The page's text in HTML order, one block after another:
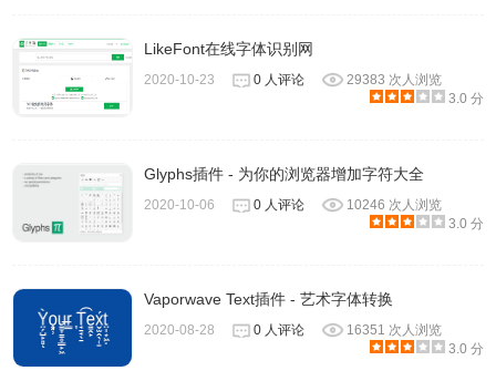
1、自定义字体换插件字体库中的字体大多仅支持英文适配，
所以在中文网站上可能出现不兼容的情况。
效，无需刷新，快速简单易上手。
LikeFont在线字体识别网
2020-10-23 0 人评论
29383 次人浏览
3.0 分
Glyphs插件 - 为你的浏览器增加字符大全
2020-10-06 0 人评论
10246 次人浏览
3.0 分
Vaporwave Text插件 - 艺术字体转换
2020-08-28 0 人评论
16351 次人浏览
3.0 分